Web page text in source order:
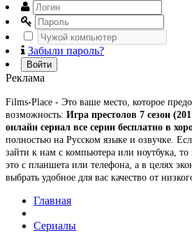
Забыли пароль?
Войти
Реклама
Films-Place - Это ваше место, которое
возможность: Игра престолов 7 сезон
онлайн сериал все серии бесплатно в
полностью на Русском языке и озвучке.
зайти к нам с компьютера или ноутбука, то
это с планшета или телефона, а в целях
выбрать удобное для вас качество от
Главная
Сериалы